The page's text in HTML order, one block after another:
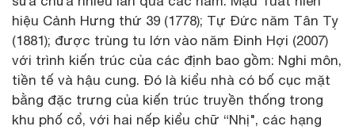
hiệu Cảnh Hưng thứ 39 (1778); Tự Đức năm Tân Tỵ
(1881); được trùng tu lớn vào năm Đinh Hợi (2007)
với trình kiến trúc của các định bao gồm: Nghi môn,
tiền tế và hậu cung. Đó là kiểu nhà có bố cục mặt
bằng đặc trưng của kiến trúc truyền thống trong
khu phố cổ, với hai nếp kiểu chữ “Nhị", các hạng